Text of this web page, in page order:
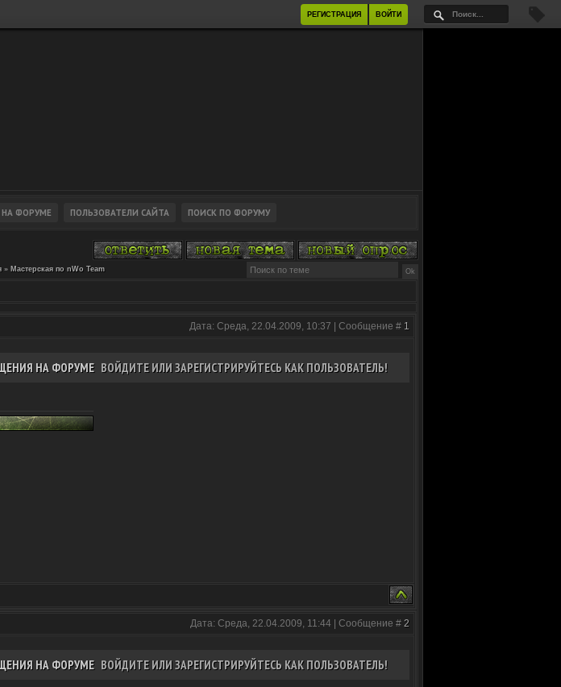
РЕГИСТРАЦИЯ ВОЙТИ
» Мастерская по nWo Team
Дата: Среда, 22.04.2009, 10:37 | Сообщение # 1
НА ФОРУМЕ ВОЙДИТЕ ИЛИ ЗАРЕГИСТРИРУЙТЕСЬ КАК ПОЛЬЗОВАТЕЛЬ!
Дата: Среда, 22.04.2009, 11:44 | Сообщение # 2
НА ФОРУМЕ ВОЙДИТЕ ИЛИ ЗАРЕГИСТРИРУЙТЕСЬ КАК ПОЛЬЗОВАТЕЛЬ!